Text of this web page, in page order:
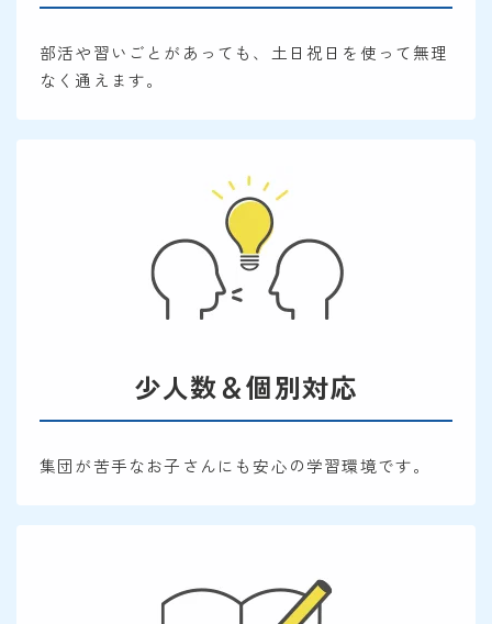
部活や習いごとがあっても、土日祝日を使って無理
なく通えます。
少人数＆個別対応
集団が苦手なお子さんにも安心の学習環境です。